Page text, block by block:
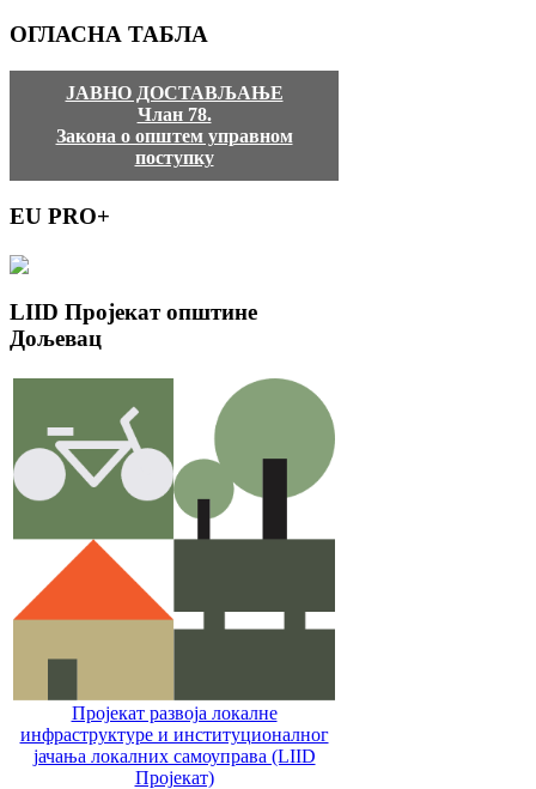
ОГЛАСНА ТАБЛА
ЈАВНО ДОСТАВЉАЊЕ
Члан 78.
Закона о општем управном
поступку
EU PRO+
LIID Пројекат општине
Дољевац
Пројекат развоја локалне
инфраструктуре и институционалног
јачања локалних самоуправa (LIID
Пројекат)